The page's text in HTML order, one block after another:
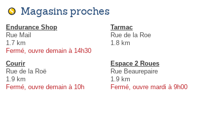
Magasins proches
Endurance Shop
Rue Mail
1.7 km
Fermé, ouvre demain à 14h30
Tarmac
Rue de la Roe
1.8 km
Courir
Rue de la Roë
1.9 km
Fermé, ouvre demain à 10h
Espace 2 Roues
Rue Beaurepaire
1.9 km
Fermé, ouvre mardi à 9h00